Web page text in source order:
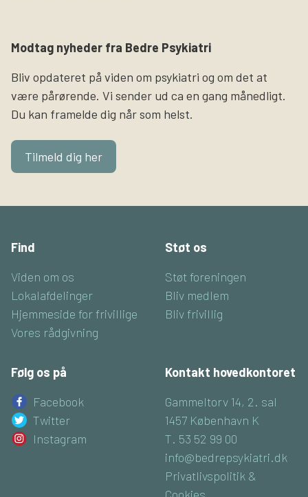
Modtag nyheder fra Bedre Psykiatri
Bliv opdateret på viden om psykiatri og om det at
være pårørende. Vi sender ud ca en gang månedligt.
Du kan framelde dig når som helst.
Tilmeld dig her
Find
Viden om os
Lokalafdelinger
Hjemmeside for frivillige
Vores rådgivning
Støt os
Støt foreningen
Bliv medlem
Bliv frivillig
Følg os på
Facebook
Twitter
Instagram
Kontakt hovedkontoret
Gammeltorv 14, 2. sal
1457 København K
T. 53 52 99 00
info@bedrepsykiatri.dk
Privatlivspolitik &
Cookies